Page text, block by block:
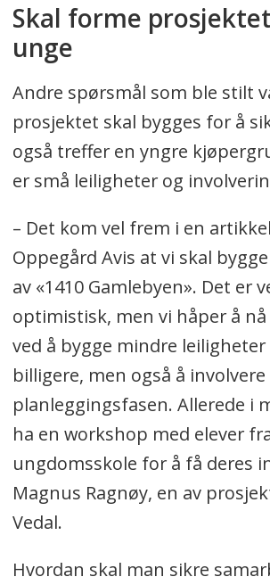
Skal forme
unge
Andre spørsmål som ble stilt
prosjektet skal bygges for å
også treffer en yngre
er små leiligheter og
– Det kom vel frem i en
Oppegård Avis at vi skal
av «1410 Gamlebyen». Det er
optimistisk, men vi håper å
ved å bygge mindre
billigere, men også å
planleggingsfasen. Allerede i
ha en workshop med elever
ungdomsskole for å få deres
Magnus Ragnøy, en av
Vedal.
Hvordan skal man sikre